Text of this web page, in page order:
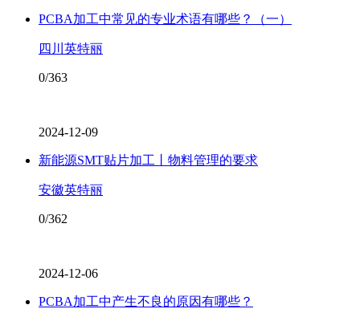
PCBA加工中常见的专业术语有哪些？（一）
四川英特丽
0/363
2024-12-09
新能源SMT贴片加工丨物料管理的要求
安徽英特丽
0/362
2024-12-06
PCBA加工中产生不良的原因有哪些？